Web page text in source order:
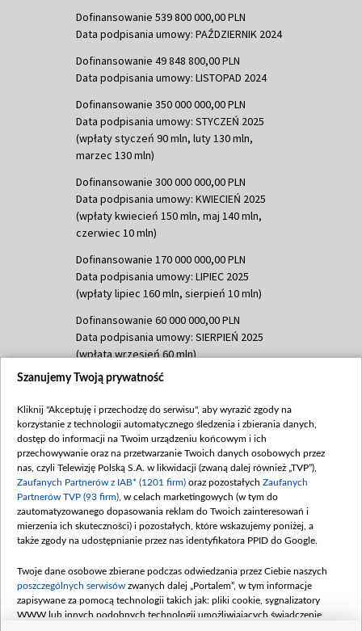
Dofinansowanie 539 800 000,00 PLN
Data podpisania umowy: PAŹDZIERNIK 2024
Dofinansowanie 49 848 800,00 PLN
Data podpisania umowy: LISTOPAD 2024
Dofinansowanie 350 000 000,00 PLN
Data podpisania umowy: STYCZEŃ 2025
(wpłaty styczeń 90 mln, luty 130 mln,
marzec 130 mln)
Dofinansowanie 300 000 000,00 PLN
Data podpisania umowy: KWIECIEŃ 2025
(wpłaty kwiecień 150 mln, maj 140 mln,
czerwiec 10 mln)
Dofinansowanie 170 000 000,00 PLN
Data podpisania umowy: LIPIEC 2025
(wpłaty lipiec 160 mln, sierpień 10 mln)
Dofinansowanie 60 000 000,00 PLN
Data podpisania umowy: SIERPIEŃ 2025
(wpłata wrzesień 60 mln)
Dofinansowanie 635 783 051,21 PLN
(wpłata wrzesień 100 mln, październik 350
mln, listopad 265 mln)
Dofinansowanie 48 862 000,00 PLN
Data podpisania umowy: GRUDZIEŃ 2025
(wpłata grudzień 60,548 mln)
Dofinansowanie 900 000 000,00 PLN
Data podpisania umowy: LUTY 2026 (wpłata
kwiecień 180 mln, 7 maja 180 mln, 8
czerwca 90 mln)
Dofinansowanie 250 000 000,00 PLN
Szanujemy Twoją prywatność
Kliknij "Akceptuję i przechodzę do serwisu", aby wyrazić zgody na
korzystanie z technologii automatycznego śledzenia i zbierania danych,
dostęp do informacji na Twoim urządzeniu końcowym i ich
przechowywanie oraz na przetwarzanie Twoich danych osobowych przez
nas, czyli Telewizję Polską S.A. w likwidacji (zwaną dalej również „TVP”),
Zaufanych Partnerów z IAB* (1201 firm) oraz pozostałych Zaufanych
Partnerów TVP (93 firm) , w celach marketingowych (w tym do
zautomatyzowanego dopasowania reklam do Twoich zainteresowań i
mierzenia ich skuteczności) i pozostałych, które wskazujemy poniżej, a
także zgody na udostępnianie przez nas identyfikatora PPID do Google.
Twoje dane osobowe zbierane podczas odwiedzania przez Ciebie naszych
poszczególnych serwisów zwanych dalej „Portalem”, w tym informacje
zapisywane za pomocą technologii takich jak: pliki cookie, sygnalizatory
WWW lub innych podobnych technologii umożliwiających świadczenie